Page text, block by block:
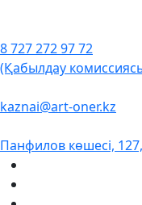
8 727 272 97 72
(Қабылдау
kaznai@art-oner.kz
Панфилов көшесі,